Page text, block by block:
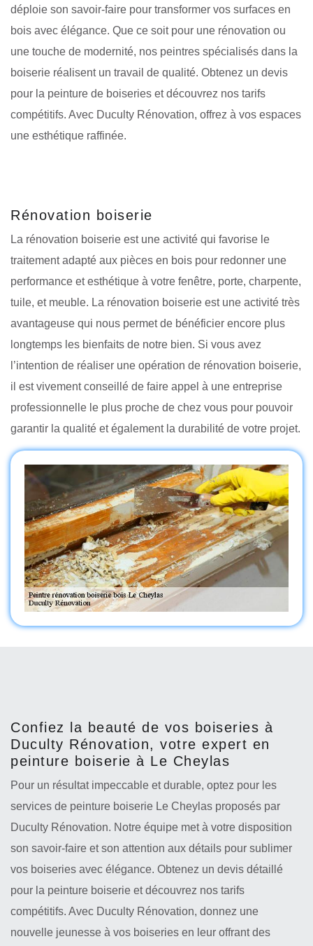
déploie son savoir-faire pour transformer vos surfaces en
bois avec élégance. Que ce soit pour une rénovation ou
une touche de modernité, nos peintres spécialisés dans la
boiserie réalisent un travail de qualité. Obtenez un devis
pour la peinture de boiseries et découvrez nos tarifs
compétitifs. Avec Duculty Rénovation, offrez à vos espaces
une esthétique raffinée.
Rénovation boiserie
La rénovation boiserie est une activité qui favorise le
traitement adapté aux pièces en bois pour redonner une
performance et esthétique à votre fenêtre, porte, charpente,
tuile, et meuble. La rénovation boiserie est une activité très
avantageuse qui nous permet de bénéficier encore plus
longtemps les bienfaits de notre bien. Si vous avez
l’intention de réaliser une opération de rénovation boiserie,
il est vivement conseillé de faire appel à une entreprise
professionnelle le plus proche de chez vous pour pouvoir
garantir la qualité et également la durabilité de votre projet.
Confiez la beauté de vos boiseries à
Duculty Rénovation, votre expert en
peinture boiserie à Le Cheylas
Pour un résultat impeccable et durable, optez pour les
services de peinture boiserie Le Cheylas proposés par
Duculty Rénovation. Notre équipe met à votre disposition
son savoir-faire et son attention aux détails pour sublimer
vos boiseries avec élégance. Obtenez un devis détaillé
pour la peinture boiserie et découvrez nos tarifs
compétitifs. Avec Duculty Rénovation, donnez une
nouvelle jeunesse à vos boiseries en leur offrant des